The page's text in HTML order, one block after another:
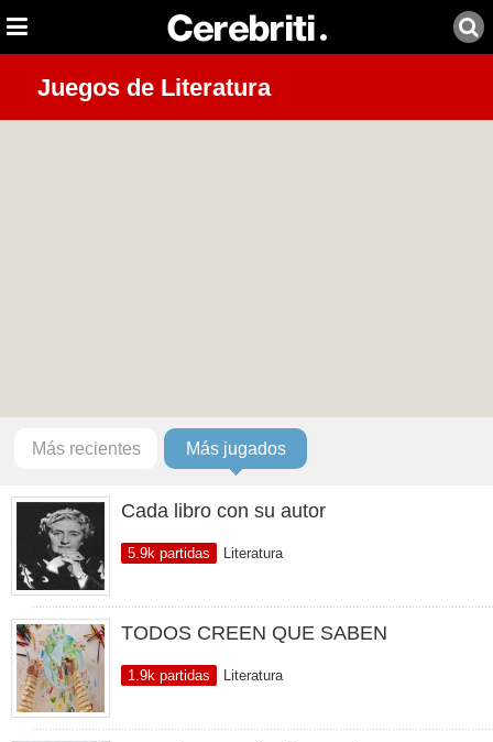
Juegos de Literatura
Más recientes Más jugados
Cada libro con su autor
5.9k partidas Literatura
TODOS CREEN QUE SABEN
1.9k partidas Literatura